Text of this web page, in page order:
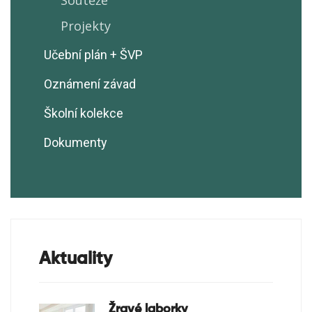
Projekty
Učební plán + ŠVP
Oznámení závad
Školní kolekce
Dokumenty
Aktuality
Žravé laborky